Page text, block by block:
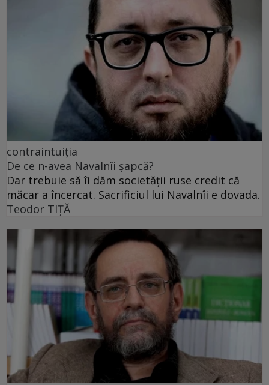
contraintuiția
De ce n-avea Navalnîi șapcă?
Dar trebuie să îi dăm societății ruse credit că
măcar a încercat. Sacrificiul lui Navalnîi e dovada.
Teodor TIŢĂ